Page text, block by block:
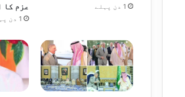
1 دن پہلے
عزم کا
1 دن پہلے